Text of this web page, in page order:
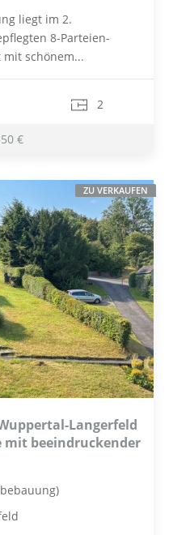
liegt im 2.
8-Parteien-
schönem...
2
€
Langerfeld
mit beeindruckender
ZU VERKAUFEN